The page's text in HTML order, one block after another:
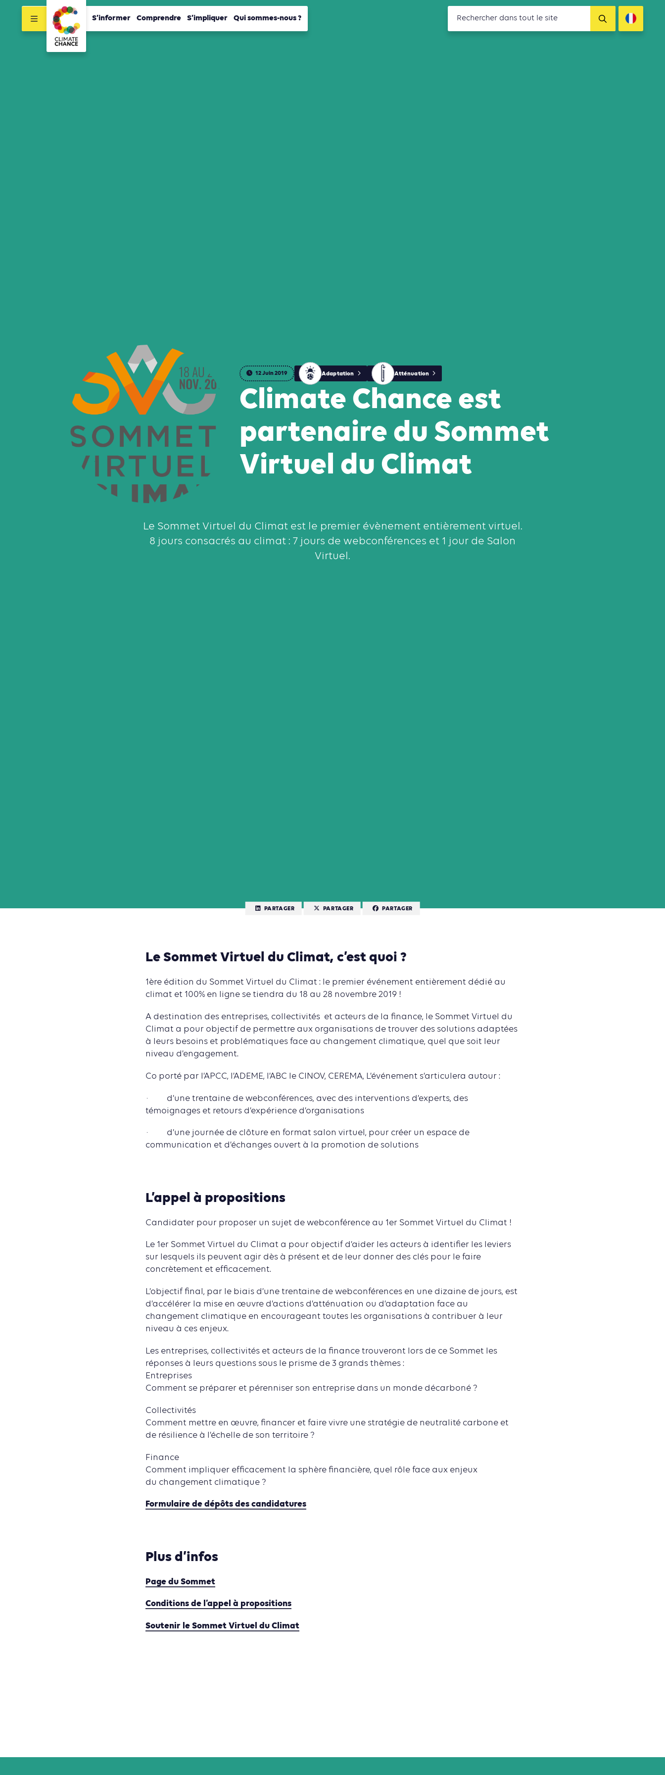
S’informer Comprendre S’impliquer Qui sommes-nous ?
12 Juin 2019 Adaptation Atténuation
Climate Chance est
partenaire du Sommet
Virtuel du Climat
Le Sommet Virtuel du Climat est le premier évènement entièrement virtuel.
8 jours consacrés au climat : 7 jours de webconférences et 1 jour de Salon
Virtuel.
PARTAGER PARTAGER PARTAGER
Le Sommet Virtuel du Climat, c’est quoi ?
1ère édition du Sommet Virtuel du Climat : le premier événement entièrement dédié au
climat et 100% en ligne se tiendra du 18 au 28 novembre 2019 !
A destination des entreprises, collectivités et acteurs de la finance, le Sommet Virtuel du
Climat a pour objectif de permettre aux organisations de trouver des solutions adaptées
à leurs besoins et problématiques face au changement climatique, quel que soit leur
niveau d’engagement.
Co porté par l’APCC, l’ADEME, l’ABC le CINOV, CEREMA, L’événement s’articulera autour :
· d’une trentaine de webconférences, avec des interventions d’experts, des
témoignages et retours d’expérience d’organisations
· d’une journée de clôture en format salon virtuel, pour créer un espace de
communication et d’échanges ouvert à la promotion de solutions
L’appel à propositions
Candidater pour proposer un sujet de webconférence au 1er Sommet Virtuel du Climat !
Le 1er Sommet Virtuel du Climat a pour objectif d’aider les acteurs à identifier les leviers
sur lesquels ils peuvent agir dès à présent et de leur donner des clés pour le faire
concrètement et efficacement.
L’objectif final, par le biais d’une trentaine de webconférences en une dizaine de jours, est
d’accélérer la mise en œuvre d’actions d’atténuation ou d’adaptation face au
changement climatique en encourageant toutes les organisations à contribuer à leur
niveau à ces enjeux.
Les entreprises, collectivités et acteurs de la finance trouveront lors de ce Sommet les
réponses à leurs questions sous le prisme de 3 grands thèmes :
Entreprises
Comment se préparer et pérenniser son entreprise dans un monde décarboné ?
Collectivités
Comment mettre en œuvre, financer et faire vivre une stratégie de neutralité carbone et
de résilience à l’échelle de son territoire ?
Finance
Comment impliquer efficacement la sphère financière, quel rôle face aux enjeux
du changement climatique ?
Formulaire de dépôts des candidatures
Plus d’infos
Page du Sommet
Conditions de l’appel à propositions
Soutenir le Sommet Virtuel du Climat